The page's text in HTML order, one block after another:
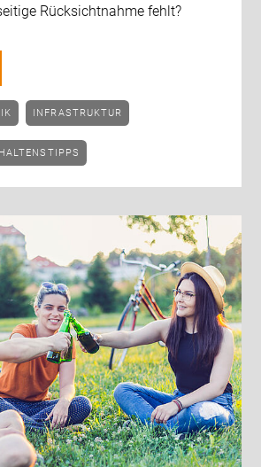
Rücksichtnahme fehlt?
INFRASTRUKTUR